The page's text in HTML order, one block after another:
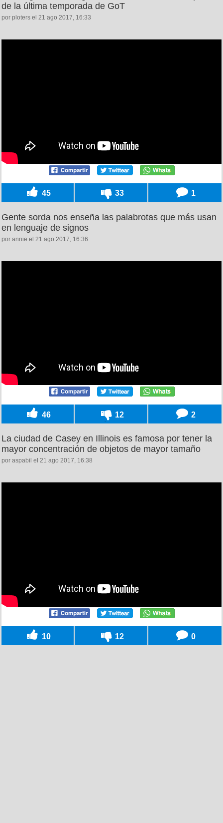
de la última temporada de GoT
por ploters el 21 ago 2017, 16:33
45 33 1
Gente sorda nos enseña las palabrotas que más usan
en lenguaje de signos
por annie el 21 ago 2017, 16:36
46 12 2
La ciudad de Casey en Illinois es famosa por tener la
mayor concentración de objetos de mayor tamaño
por aspabil el 21 ago 2017, 16:38
10 12 0